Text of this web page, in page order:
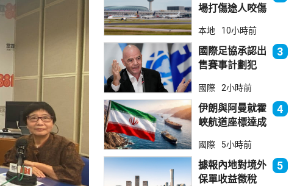
場打傷途人咬傷
法院判囚
本地 10小時前
國際足協承認出
售賽事計劃犯
持恩芬天奴
3
國際 2小時前
伊朗與阿曼就霍
峽航道座標達成
部分途經伊朗領
海
4
國際 5小時前
據報內地對境外
保單收益徵稅
5